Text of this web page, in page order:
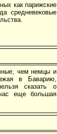
как парижские
средневековые
чем немцы и
в Баварию,
сказать о
еще большая